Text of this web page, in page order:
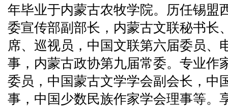
年毕业于内蒙古农牧学院。历任锡盟
委宣传部副部长，内蒙古文联秘书长
席、巡视员，中国文联第六届委员、
事，内蒙古政协第九届常委。专业作
委员，中国蒙古文学学会副会长，中
事，中国少数民族作家学会理事等。